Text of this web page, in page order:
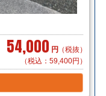
54,000 円 （税抜）
（税込：59,400円）